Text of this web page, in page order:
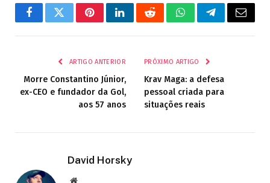
FacebookTwitterPinterestLinkedInRedditWhatsAppTelegrama
E-
ARTIGO ANTERIOR
Morre Constantino Júnior,
ex-CEO e fundador da Gol,
aos 57 anos
PRÓXIMO ARTIGO
Krav Maga: a defesa
pessoal criada para
situações reais
David Horsky
Site